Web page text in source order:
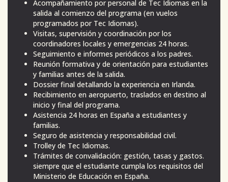
Acompañamiento por personal de Tec Idiomas en la
salida al comienzo del programa (en vuelos
programados por Tec Idiomas).
Visitas, supervisión y coordinación por los
coordinadores locales y emergencias 24 horas.
Seguimiento e informes periódicos a los padres.
Reunión formativa y de orientación para estudiantes
y familias antes de la salida.
Dossier final detallando la experiencia en Irlanda.
Recibimiento en aeropuerto, traslados en destino al
inicio y final del programa.
Asistencia 24 horas en España a estudiantes y
familias.
Seguro de asistencia y responsabilidad civil.
Trolley de Tec Idiomas.
Trámites de convalidación: gestión, tasas y gastos.
siempre que el estudiante cumpla los requisitos del
Ministerio de Educación en España.